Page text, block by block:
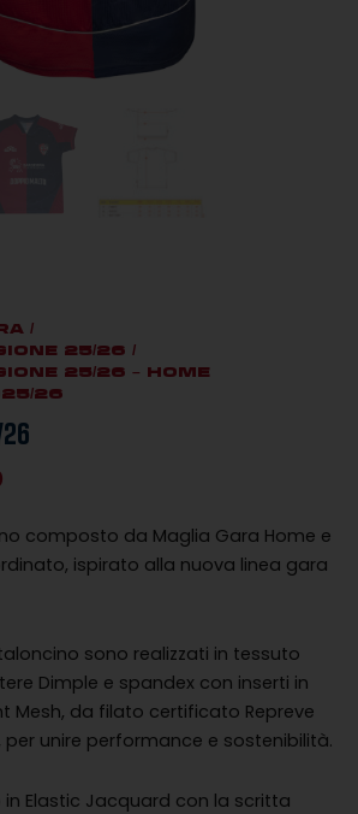
/
25/26 /
25/26 – HOME
26
prezzo
attuale
composto da Maglia Gara Home e
ispirato alla nuova linea gara
sono realizzati in tessuto
Dimple e spandex con inserti in
Mesh, da filato certificato Repreve
per unire performance e sostenibilità.
in Elastic Jacquard con la scritta